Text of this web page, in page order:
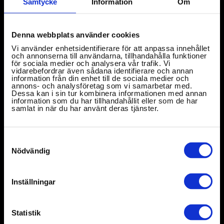
Denna webbplats använder cookies
Vi använder enhetsidentifierare för att anpassa innehållet
och annonserna till användarna, tillhandahålla funktioner
för sociala medier och analysera vår trafik. Vi
vidarebefordrar även sådana identifierare och annan
information från din enhet till de sociala medier och
annons- och analysföretag som vi samarbetar med.
Dessa kan i sin tur kombinera informationen med annan
information som du har tillhandahållit eller som de har
samlat in när du har använt deras tjänster.
Nödvändig
Inställningar
Statistik
konferens i
sjönära
herrgårdsmiljö
Nära Stockholm & Uppsala
konferens i
sjönära
herrgårdsmiljö
Nära Stockholm & Uppsala
konferens i
sjönära
herrgårdsmiljö
Nära Stockholm & Uppsala
konferens i
sjönära
herrgårdsmiljö
Nära Stockholm & Uppsala
konferens i
sjönära
herrgårdsmiljö
Nära Stockholm & Uppsala
konferens i
sjönära
herrgårdsmiljö
Nära Stockholm & Uppsala
konferens i
sjönära
herrgårdsmiljö
Nära Stockholm & Uppsala
konferens i
sjönära
herrgårdsmiljö
Nära Stockholm & Uppsala
konferens i
sjönära
herrgårdsmiljö
Nära Stockholm & Uppsala
konferens i
sjönära
herrgårdsmiljö
Nära Stockholm & Uppsala